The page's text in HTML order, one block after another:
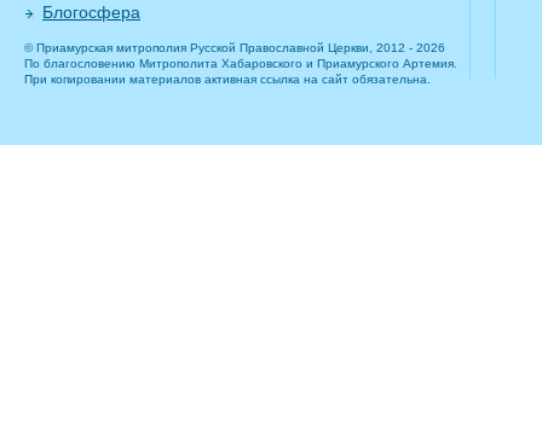
Блогосфера
© Приамурская митрополия Русской Православной Церкви, 2012 - 2026
По благословению Митрополита Хабаровского и Приамурского Артемия.
При копировании материалов активная ссылка на сайт обязательна.